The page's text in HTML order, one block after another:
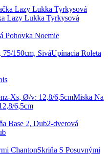
Lazy Lukka Tyrkysová
Pohovka Noemie
Upínacia Roleta
Miska Na
6,5cm
2-dverová
Skriňa S Posuvnými